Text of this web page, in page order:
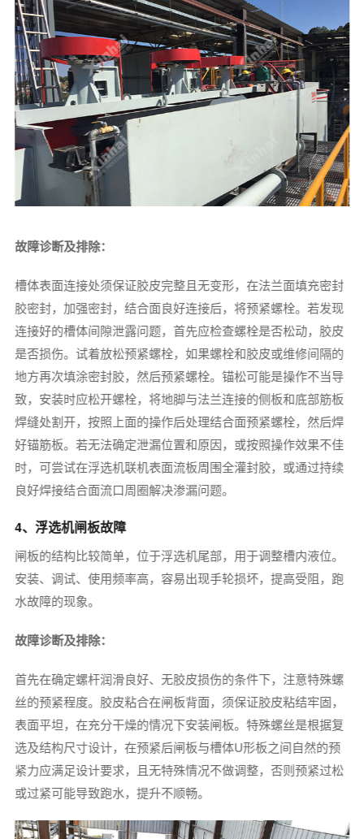
故障诊断及排除：
槽体表面连接处须保证胶皮完整且无变形，在法兰面填充密封
胶密封，加强密封，结合面良好连接后，将预紧螺栓。若发现
连接好的槽体间隙泄露问题，首先应检查螺栓是否松动，胶皮
是否损伤。试着放松预紧螺栓，如果螺栓和胶皮或维修间隔的
地方再次填涂密封胶，然后预紧螺栓。锚松可能是操作不当导
致，安装时应松开螺栓，将地脚与法兰连接的侧板和底部筋板
焊缝处割开，按照上面的操作后处理结合面预紧螺栓，然后焊
好锚筋板。若无法确定泄漏位置和原因，或按照操作效果不佳
时，可尝试在浮选机联机表面流板周围全灌封胶，或通过持续
良好焊接结合面流口周圈解决渗漏问题。
4、浮选机闸板故障
闸板的结构比较简单，位于浮选机尾部，用于调整槽内液位。
安装、调试、使用频率高，容易出现手轮损坏，提高受阻，跑
水故障的现象。
故障诊断及排除：
首先在确定螺杆润滑良好、无胶皮损伤的条件下，注意特殊螺
丝的预紧程度。胶皮粘合在闸板背面，须保证胶皮粘结牢固，
表面平坦，在充分干燥的情况下安装闸板。特殊螺丝是根据复
选及结构尺寸设计，在预紧后闸板与槽体U形板之间自然的预
紧力应满足设计要求，且无特殊情况不做调整，否则预紧过松
或过紧可能导致跑水，提升不顺畅。